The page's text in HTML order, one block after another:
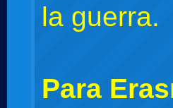
la guerra.
Para